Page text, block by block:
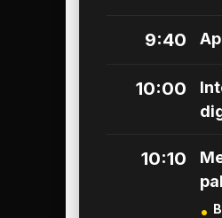
9:40
10:00
10:10